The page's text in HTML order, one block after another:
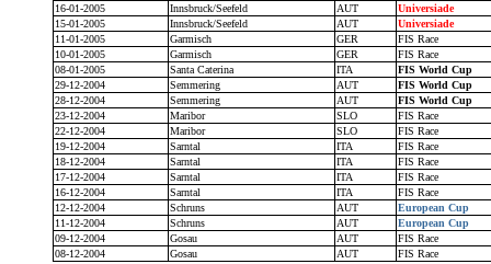
16-01-2005
Innsbruck/Seefeld AUT
Universiade
15-01-2005
Innsbruck/Seefeld AUT
Universiade
11-01-2005
Garmisch GER
FIS Race
10-01-2005
Garmisch GER
FIS Race
08-01-2005
Santa Caterina ITA
FIS World Cup
29-12-2004
Semmering AUT
FIS World Cup
28-12-2004
Semmering AUT
FIS World Cup
23-12-2004
Maribor SLO
FIS Race
22-12-2004
Maribor SLO
FIS Race
19-12-2004
Sarntal ITA
FIS Race
18-12-2004
Sarntal ITA
FIS Race
17-12-2004
Sarntal ITA
FIS Race
16-12-2004
Sarntal ITA
FIS Race
12-12-2004
Schruns AUT
European Cup
11-12-2004
Schruns AUT
European Cup
09-12-2004
Gosau AUT
FIS Race
08-12-2004
Gosau AUT FIS Race